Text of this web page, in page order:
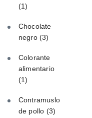
(1)
Chocolate
negro(3)
Colorante
alimentario
(1)
Contramuslo
de pollo (3)